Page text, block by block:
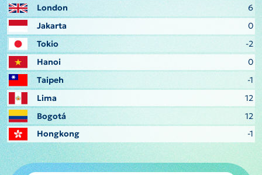
London
6
Jakarta
0
Tokio
-2
Hanoi
0
Taipeh
-1
Lima
12
Bogotá
12
Hongkong
-1